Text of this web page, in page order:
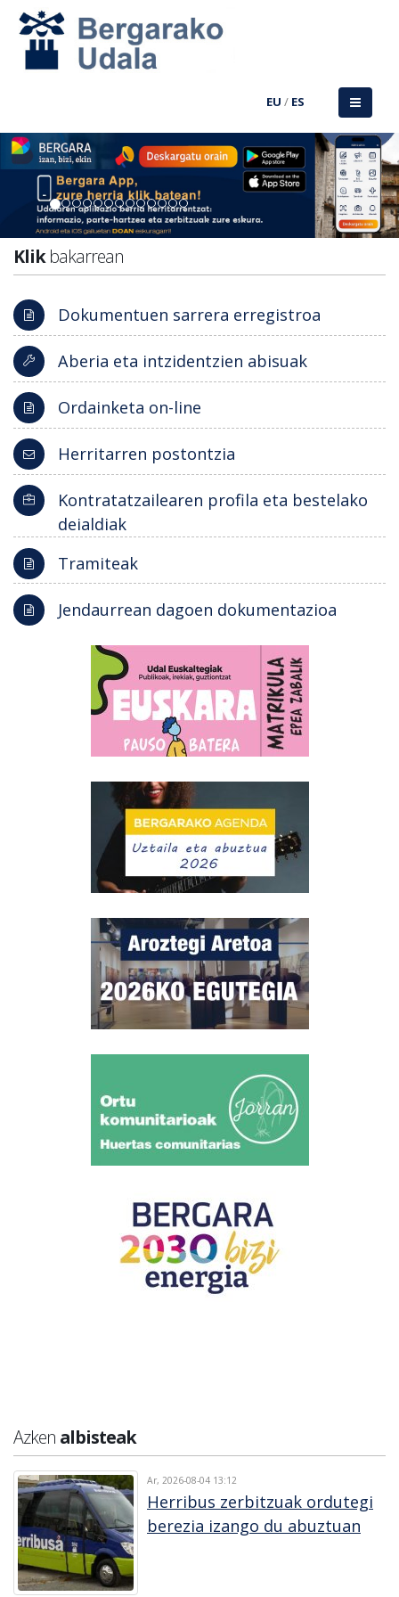
EU / ES
Previous
Klikbakarrean
Dokumentuen sarrera erregistroa
Aberia eta intzidentzien abisuak
Ordainketa on-line
Herritarren postontzia
Kontratatzailearen profila eta bestelako
deialdiak
Tramiteak
Jendaurrean dagoen dokumentazioa
Azken albisteak
Ar, 2026-08-04 13:12
Herribus zerbitzuak ordutegi
berezia izango du abuztuan